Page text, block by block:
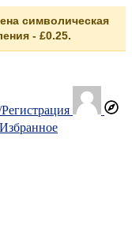
символическая
- £0.25.
Избранное